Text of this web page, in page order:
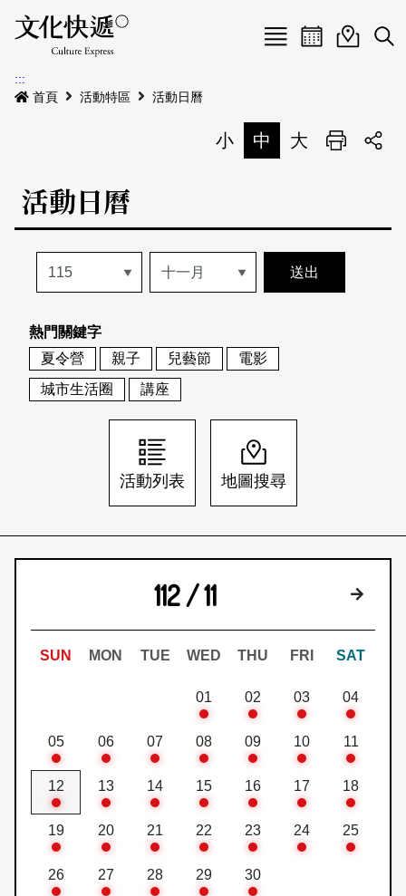
Menu
最新公告
本期專題
歷史專題
活動特區
活動列表
地圖搜尋
關於我們
關於我們
刊物索取地點
會員基本資料
刊登活動
網站導覽 English
日本語 登入/註冊
活動日曆活動地圖
展
:::
首頁
活動特區 活動日曆
小 中 大 列印
活動日曆
熱門關鍵字
夏令營
親子 兒藝節
電影
城市生活圈
講座
活動列表 地圖搜尋
112 / 11 下個月
SUN MON TUE WED THU FRI SAT
01 02 03 04
05 06 07 08 09 10 11
12 13 14 15 16 17 18
19 20 21 22 23 24 25
26 27 28 29 30